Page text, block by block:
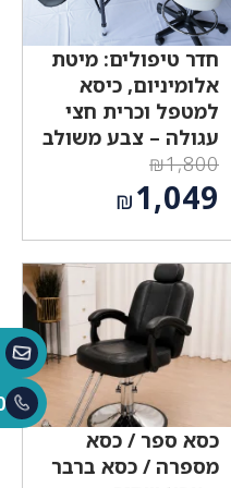
חדר טיפולים: מיטת
אלומיניום, כיסא
למטפל וכרית חצי
עגולה – צבע משולב
₪1,800
המחיר
המקורי
היה:
₪1,800.
₪1,049
הוא:
₪1,049.
כסא ספר / כסא
מספרה / כסא ברבר